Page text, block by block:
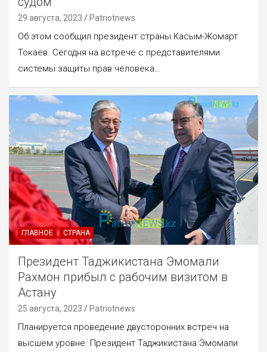
29 августа, 2023 Patriotnews
Об этом сообщил президент страны Касым-Жомарт
Токаев. Сегодня на встрече с представителями
системы защиты прав человека…
ГЛАВНОЕ СТРАНА
Президент Таджикистана Эмомали
Рахмон прибыл с рабочим визитом в
Астану
25 августа, 2023 Patriotnews
Планируется проведение двусторонних встреч на
высшем уровне. Президент Таджикистана Эмомали